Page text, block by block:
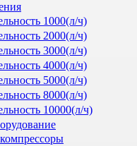
1000(л/ч)
2000(л/ч)
3000(л/ч)
4000(л/ч)
5000(л/ч)
8000(л/ч)
10000(л/ч)